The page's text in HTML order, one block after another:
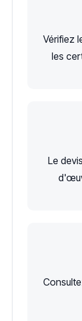
Vérifiez
les
Le